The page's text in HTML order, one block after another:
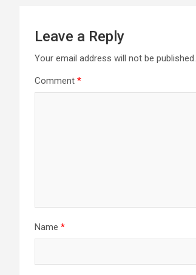
Leave a Reply
Your email address will not be published.
Comment *
Name *